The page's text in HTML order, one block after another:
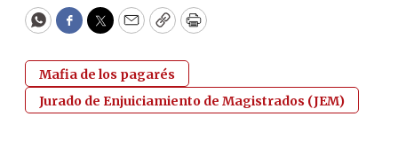
WhatsApp
Facebook
Twitter
EmailCopyPrint
Mafia de los pagarés
Jurado de Enjuiciamiento de Magistrados (JEM)